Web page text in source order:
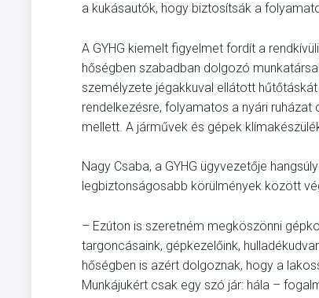
a kukásautók, hogy biztosítsák a
A GYHG kiemelt figyelmet fordít a
hőségben szabadban dolgozó
személyzete jégakkuval ellátott
rendelkezésre, folyamatos a nyári
mellett. A járművek és gépek
Nagy Csaba, a GYHG ügyvezetője
legbiztonságosabb körülmények között
– Ezúton is szeretném megköszönni
targoncásaink, gépkezelőink,
hőségben is azért dolgoznak, hogy a
Munkájukért csak egy szó jár: hála –